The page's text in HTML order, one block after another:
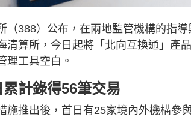
（388）公布，在兩地監管機構的指
清算所，今日起將「北向互換通」產
理工具空白。
累計錄得56筆交易
施推出後，首日有25家境內外機構參